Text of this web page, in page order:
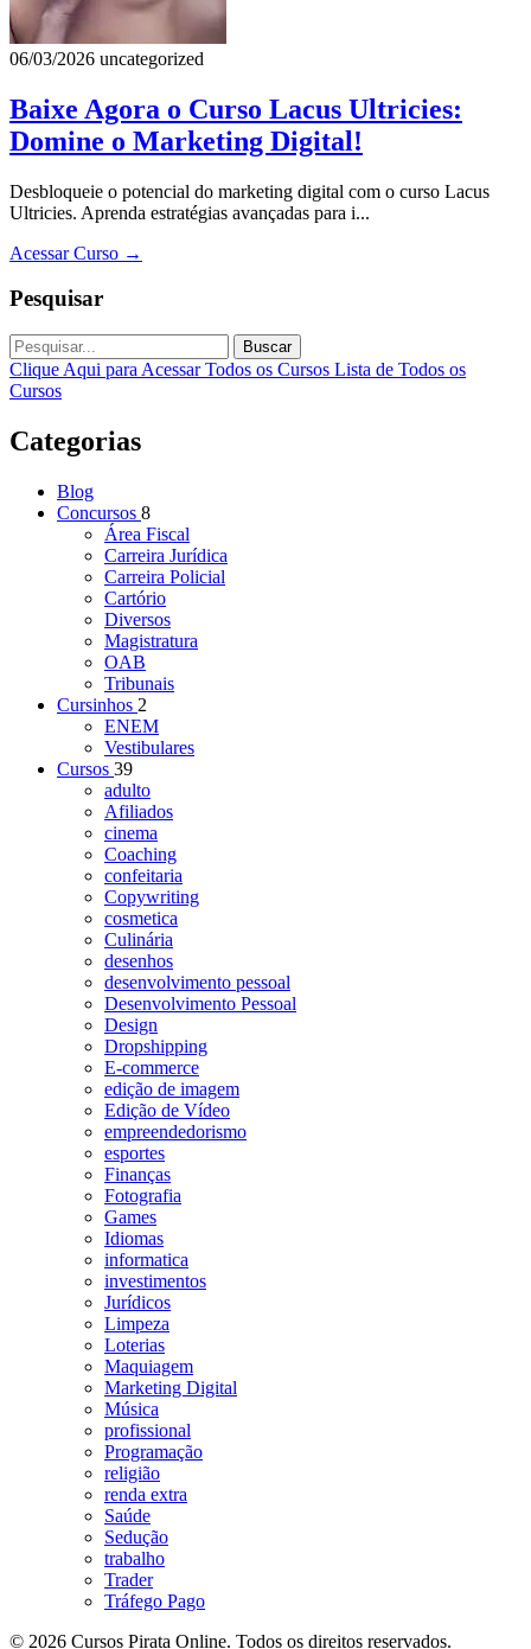
06/03/2026 uncategorized
Baixe Agora o Curso Lacus Ultricies:
Domine o Marketing Digital!
Desbloqueie o potencial do marketing digital com o curso Lacus
Ultricies. Aprenda estratégias avançadas para i...
Acessar Curso →
Pesquisar
Buscar
Clique Aqui para Acessar Todos os Cursos Lista de Todos os
Cursos
Categorias
Blog
Concursos 8
Área Fiscal
Carreira Jurídica
Carreira Policial
Cartório
Diversos
Magistratura
OAB
Tribunais
Cursinhos 2
ENEM
Vestibulares
Cursos 39
adulto
Afiliados
cinema
Coaching
confeitaria
Copywriting
cosmetica
Culinária
desenhos
desenvolvimento pessoal
Desenvolvimento Pessoal
Design
Dropshipping
E-commerce
edição de imagem
Edição de Vídeo
empreendedorismo
esportes
Finanças
Fotografia
Games
Idiomas
informatica
investimentos
Jurídicos
Limpeza
Loterias
Maquiagem
Marketing Digital
Música
profissional
Programação
religião
renda extra
Saúde
Sedução
trabalho
Trader
Tráfego Pago
© 2026 Cursos Pirata Online. Todos os direitos reservados.